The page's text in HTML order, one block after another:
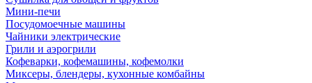
Мини-печи
Посудомоечные машины
Чайники электрические
Грили и аэрогрили
Кофеварки, кофемашины, кофемолки
Миксеры, блендеры, кухонные комбайны